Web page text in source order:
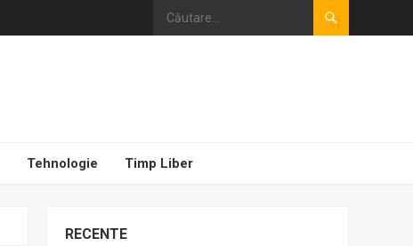
Tehnologie Timp Liber
RECENTE